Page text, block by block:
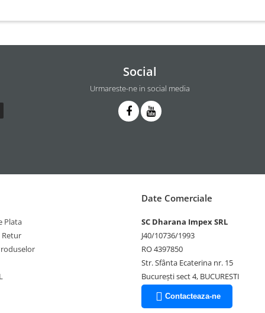
Social
Urmareste-ne in social media
Plata
Retur
Date Comerciale
SC Dharana Impex SRL
J40/10736/1993
RO 4397850
Str. Sfânta Ecaterina nr. 15
București sect 4, BUCURESTI
Contacteaza-ne